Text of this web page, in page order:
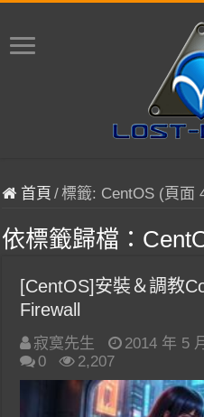
首頁 /標籤: CentOS (頁面
依標籤歸檔：
[CentOS]安裝＆調教
Firewall
寂寞先生 2014 年 5
0
2,207